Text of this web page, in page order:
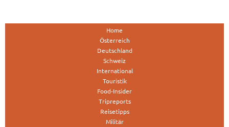
Home
Österreich
Deutschland
Schweiz
International
Touristik
Food-Insider
Tripreports
Reisetipps
Militär